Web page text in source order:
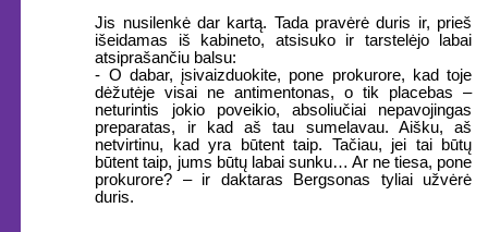
Jis nusilenkė dar kartą. Tada pravėrė duris ir, prieš
išeidamas iš kabineto, atsisuko ir tarstelėjo labai
atsiprašančiu balsu:
- O dabar, įsivaizduokite, pone prokurore, kad toje
dėžutėje visai ne antimentonas, o tik placebas –
neturintis jokio poveikio, absoliučiai nepavojingas
preparatas, ir kad aš tau sumelavau. Aišku, aš
netvirtinu, kad yra būtent taip. Tačiau, jei tai būtų
būtent taip, jums būtų labai sunku… Ar ne tiesa, pone
prokurore? – ir daktaras Bergsonas tyliai užvėrė
duris.